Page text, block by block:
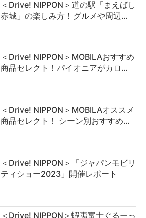
＜Drive! NIPPON＞道の駅「まえばし
赤城」の楽しみ方！グルメや周辺…
＜Drive! NIPPON＞MOBILAおすすめ
商品セレクト！パイオニアがカロ…
＜Drive! NIPPON＞MOBILAオススメ
商品セレクト！ シーン別おすすめ…
＜Drive! NIPPON＞「ジャパンモビリ
ティショー2023」開催レポート
＜Drive! NIPPON＞蝦夷富士ぐるーっ